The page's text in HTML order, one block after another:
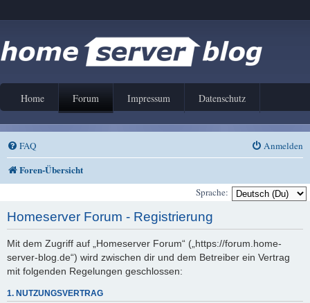
Home Forum Impressum Datenschutz
FAQ Anmelden
Foren-Übersicht
Sprache:
Homeserver Forum - Registrierung
Mit dem Zugriff auf „Homeserver Forum“ („https://forum.home-
server-blog.de“) wird zwischen dir und dem Betreiber ein Vertrag
mit folgenden Regelungen geschlossen:
1. NUTZUNGSVERTRAG